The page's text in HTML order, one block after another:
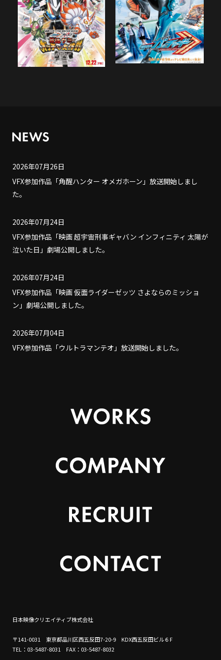
2026年07月26日
VFX参加作品「角醒ハンター オメガホーン」放送開始しまし
た。
2026年07月24日
VFX参加作品「映画 超宇宙刑事ギャバン インフィニティ 太陽が
泣いた日」劇場公開しました。
2026年07月24日
VFX参加作品「映画 仮面ライダーゼッツ さよならのミッショ
ン」劇場公開しました。
2026年07月04日
VFX参加作品「ウルトラマンテオ」放送開始しました。
日本映像クリエイティブ株式会社
〒141-0031 東京都品川区西五反田7-20-9 KDX西五反田ビル６F
TEL：03-5487-8031 FAX：03-5487-8032